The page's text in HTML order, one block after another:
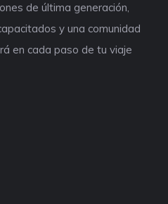
de última generación,
y una comunidad
en cada paso de tu viaje